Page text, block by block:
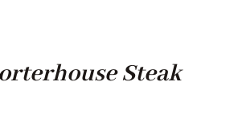
Steak